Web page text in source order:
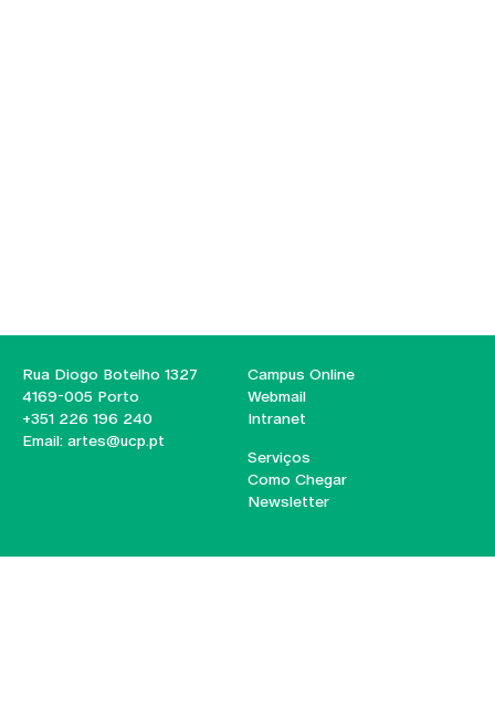
Rua Diogo Botelho 1327
4169-005 Porto
+351 226 196 240
Email: artes@ucp.pt
Campus Online
Webmail
Intranet
Serviços
Como Chegar
Newsletter